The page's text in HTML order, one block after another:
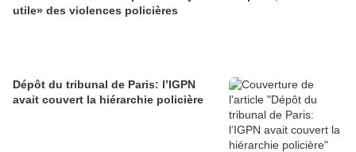
utile» des violences policières
Dépôt du tribunal de Paris: l’IGPN
avait couvert la hiérarchie policière